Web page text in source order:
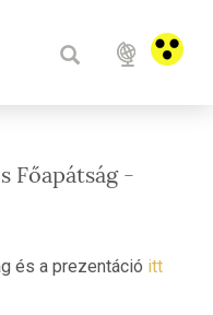
Főapátság -
és a prezentáció itt